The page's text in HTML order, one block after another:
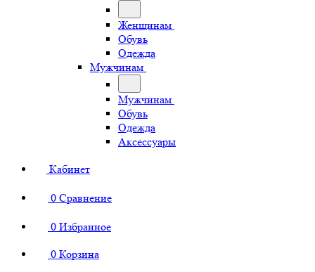
Женщинам
Обувь
Одежда
Мужчинам
Мужчинам
Обувь
Одежда
Аксессуары
Кабинет
0 Сравнение
0 Избранное
0 Корзина